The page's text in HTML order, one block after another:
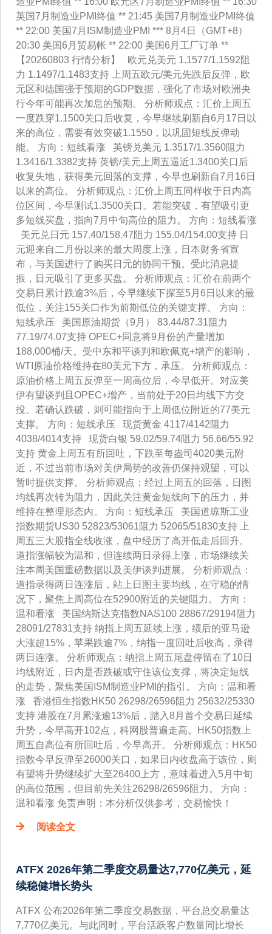
英国7月制造业PMI终值 ** 21:45 美国7月制造业PMI终值
** 22:00 美国7月ISM制造业PMI *** 8月4日（GMT+8）
20:30 美国6月贸易帐 ** 22:00 美国6月工厂订单 **
【20260803 行情分析】 欧元兑美元 1.1577/1.1592阻
力 1.1497/1.1483支持 上周五欧元/美元先跌后反弹，欧
元区和德国强于预期的GDP数据，强化了市场对欧洲央
行今年可能再次加息的预期。 分析师观点：汇价上周五
一度跌穿1.1500关口后收复，今早继续刷新自6月17日以
来的高位，需要有效突破1.1550，以巩固短线反弹动
能。 方向：短线看涨 英镑兑美元 1.3517/1.3560阻力
1.3416/1.3382支持 英镑/美元上周五逼近1.3400关口后
收复失地，获得美元回落的支撑，今早也刷新自7月16日
以来的高位。 分析师观点：汇价上周五同样收于日内高
位区间，今早测试1.3500关口。若能突破，有望吸引更
多短线买盘，指向7月中旬高位的阻力。 方向：短线看涨
美元兑日元 157.40/158.47阻力 155.04/154.00支持 日
元迎来自二月份以来的最大周度上涨，日本财务省宣
布，与美国进行了购买日元的协同干预。受此消息提
振，日元吸引了更多买盘。 分析师观点：汇价在前两个
交易日累计跌逾3%后，今早继续下探至5月6日以来的最
低位，关注155关口作为前期低位的关键支撑。 方向：
短线承压 美国原油期货（9月） 83.44/87.31阻力
77.19/74.07支持 OPEC+同意将9月份的产量增加
188,000桶/天。受中东和平谈判和欧佩克+增产的影响，
WTI原油价格维持在80美元下方，承压。 分析师观点：
原油价格上周五反弹至一周高位后，今早低开。对应美
伊有望谈判且OPEC+增产，当前处于20日均线下方交
投。若确认跌破，则可能指向于上周低位附近的77美元
支撑。 方向：短线承压 现货黄金 4117/4142阻力
4038/4014支持 现货白银 59.02/59.74阻力 56.66/55.92
支持 黄金上周五有所回吐，下跌至每盎司4020美元附
近，不过当前市场对美伊局势的改善仍保持观望，可以
暂时提供支撑。 分析师观点：经过上周五的回落，日图
均线再次转为阻力，因此关注黄金短线向下的压力，并
维持在整理形态内。 方向：短线承压 美国道琼斯工业
指数期货US30 52823/53061阻力 52065/51830支持 上
周五三大股指全线收涨，盘中经历了高开低走后回升。
道指涨幅较为温和，但连续两日录得上涨，市场继续关
注本周美国重磅数据以及美伊谈判进展。 分析师观点：
道指录得两日连涨后，站上日图主要均线，在守稳的情
况下，聚焦上周高位在52900附近的关键阻力。 方向：
温和看涨 美国纳斯达克指数NAS100 28867/29194阻力
28091/27831支持 纳指上周五延续上涨，绩后的亚马逊
大涨超15%，苹果跌逾7%，纳指一度回吐后收高，录得
两日连涨。 分析师观点：纳指上周五尾盘停留在了10日
均线附近，日内是否跌破或守住该位支撑，将决定短线
的走势，聚焦美国ISM制造业PMI的指引。 方向：温和看
涨 香港恒生指数HK50 26298/26596阻力 25632/25330
支持 港股在7月累涨逾13%后，踏入8月首个交易日延续
升势，今早高开102点，科网股普遍走高。HK50指数上
周五自高位有所回吐后，今早高开。 分析师观点：HK50
指数今早反弹至26000关口，如果日内收盘高于该位，则
有望将升势继续扩大至26400上方，意味着进入5月中旬
的高位范围，但目前先关注26298/26596阻力。 方向：
温和看涨 免责声明：本分析仅供参考，交易愉快！
阅读全文
ATFX 2026年第二季度交易量达7,770亿美元，延
续稳健增长势头
ATFX 公布2026年第二季度交易数据，平台总交易量达
7,770亿美元。与此同时，平台活跃客户数量同比增长